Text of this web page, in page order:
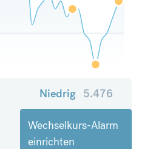
Niedrig 5.476
Wechselkurs-Alarm
einrichten